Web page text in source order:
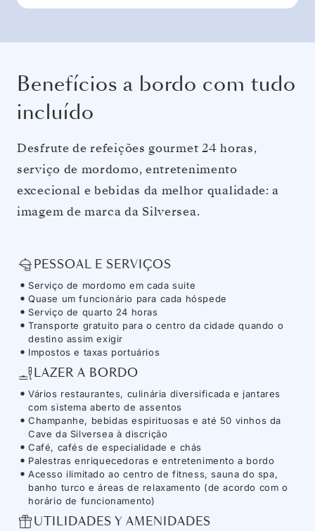
Benefícios a bordo com tudo
incluído
Desfrute de refeições gourmet 24 horas,
serviço de mordomo, entretenimento
excecional e bebidas da melhor qualidade: a
imagem de marca da Silversea.
PESSOAL E SERVIÇOS
Serviço de mordomo em cada suite
Quase um funcionário para cada hóspede
Serviço de quarto 24 horas
Transporte gratuito para o centro da cidade quando o
destino assim exigir
Impostos e taxas portuários
LAZER A BORDO
Vários restaurantes, culinária diversificada e jantares
com sistema aberto de assentos
Champanhe, bebidas espirituosas e até 50 vinhos da
Cave da Silversea à discrição
Café, cafés de especialidade e chás
Palestras enriquecedoras e entretenimento a bordo
Acesso ilimitado ao centro de fitness, sauna do spa,
banho turco e áreas de relaxamento (de acordo com o
horário de funcionamento)
UTILIDADES Y AMENIDADES